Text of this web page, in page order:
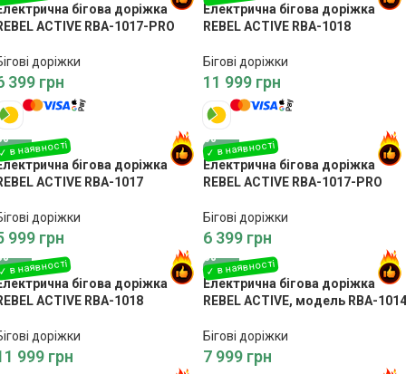
бігова доріжка
ACTIVE RBA-1017-PRO
доріжки
399 грн
Електрична бігова доріжка
REBEL ACTIVE RBA-1018
Бігові доріжки
11 999 грн
бігова доріжка
ACTIVE RBA-1017
доріжки
999 грн
Електрична бігова доріжка
REBEL ACTIVE RBA-1017-PRO
Бігові доріжки
6 399 грн
бігова доріжка
ACTIVE RBA-1018
доріжки
999 грн
Електрична бігова доріжка
REBEL ACTIVE, модель RBA-1014
Бігові доріжки
7 999 грн